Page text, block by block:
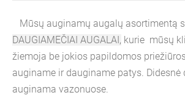
Mūsų auginamų augalų asortimentą
DAUGIAMEČIAI AUGALAI, kurie mūsų
žiemoja be jokios papildomos
auginame ir dauginame patys. Didesnė
auginama vazonuose.